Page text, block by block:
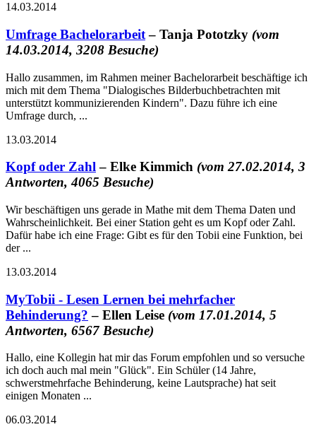
14.03.2014
Umfrage Bachelorarbeit– Tanja Pototzky (vom
14.03.2014, 3208 Besuche)
Hallo zusammen, im Rahmen meiner Bachelorarbeit beschäftige ich
mich mit dem Thema "Dialogisches Bilderbuchbetrachten mit
unterstützt kommunizierenden Kindern". Dazu führe ich eine
Umfrage durch, ...
13.03.2014
Kopf oder Zahl– Elke Kimmich (vom 27.02.2014, 3
Antworten, 4065 Besuche)
Wir beschäftigen uns gerade in Mathe mit dem Thema Daten und
Wahrscheinlichkeit. Bei einer Station geht es um Kopf oder Zahl.
Dafür habe ich eine Frage: Gibt es für den Tobii eine Funktion, bei
der ...
13.03.2014
MyTobii - Lesen Lernen bei mehrfacher
Behinderung? – Ellen Leise (vom 17.01.2014, 5
Antworten, 6567 Besuche)
Hallo, eine Kollegin hat mir das Forum empfohlen und so versuche
ich doch auch mal mein "Glück". Ein Schüler (14 Jahre,
schwerstmehrfache Behinderung, keine Lautsprache) hat seit
einigen Monaten ...
06.03.2014